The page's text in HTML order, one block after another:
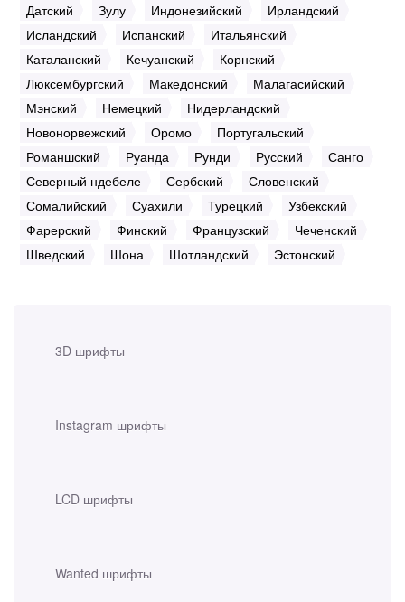
3D шрифты
Instagram шрифты
LCD шрифты
Wanted шрифты
Датский
Зулу Индонезийский
Ирландский
Исландский
Испанский
Итальянский
Каталанский
Кечуанский
Корнский
Люксембургский
Македонский
Малагасийский
Мэнский
Немецкий
Нидерландский
Новонорвежский
Оромо
Португальский
Романшский
Руанда Рунди Русский
Санго
Северный ндебеле
Сербский
Словенский
Сомалийский
Суахили Турецкий
Узбекский
Фарерский
Финский Французский
Чеченский
Шведский
Шона Шотландский Эстонский